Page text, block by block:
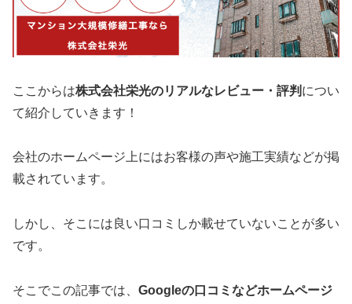
ここからは株式会社栄光のリアルなレビュー・評判 につい
て紹介していきます！
会社のホームページ上にはお客様の声や施工実績などが掲
載されています。
しかし、そこには良い口コミしか載せていないことが多い
です。
そこでこの記事では、 Googleの口コミなどホームページ